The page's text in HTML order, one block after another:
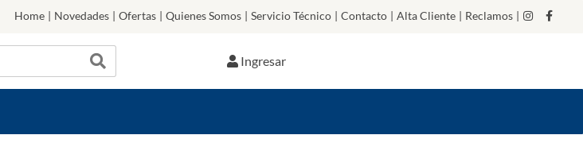
Home | Novedades | Ofertas | Quienes Somos | Servicio Técnico | Contacto | Alta Cliente | Reclamos |
Ingresar